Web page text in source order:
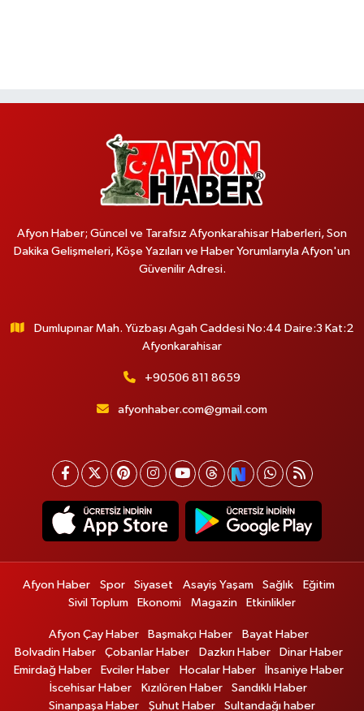
Afyon Haber; Güncel ve Tarafsız Afyonkarahisar Haberleri, Son
Dakika Gelişmeleri, Köşe Yazıları ve Haber Yorumlarıyla Afyon'un
Güvenilir Adresi.
Dumlupınar Mah. Yüzbaşı Agah Caddesi No:44 Daire:3 Kat:2
Afyonkarahisar
+90506 811 8659
afyonhaber.com@gmail.com
Afyon Haber Spor Siyaset Asayiş Yaşam Sağlık
Eğitim
Sivil Toplum
Ekonomi Magazin Etkinlikler
Afyon Çay Haber Başmakçı Haber
Bayat Haber
Bolvadin Haber
Çobanlar Haber Dazkırı Haber
Dinar Haber
Emirdağ Haber
Evciler Haber Hocalar Haber
İhsaniye Haber
İscehisar Haber
Kızılören Haber
Sandıklı Haber
Sinanpaşa Haber
Şuhut Haber Sultandağı haber